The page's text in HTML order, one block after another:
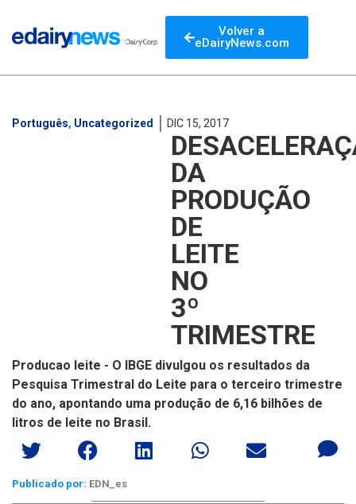
Volver a
eDairyNews.com
Português, Uncategorized DIC 15, 2017
DA
PRODUÇÃO
DE
LEITE
NO
3º
TRIMESTRE
Producao leite - O IBGE divulgou os resultados da
Pesquisa Trimestral do Leite para o terceiro trimestre
do ano, apontando uma produção de 6,16 bilhões de
litros de leite no Brasil.
Publicado por: EDN_es